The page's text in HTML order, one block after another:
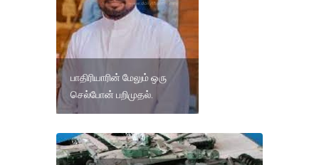
பாதிரியாரின் மேலும் ஒரு
செல்போன் பறிமுதல்.